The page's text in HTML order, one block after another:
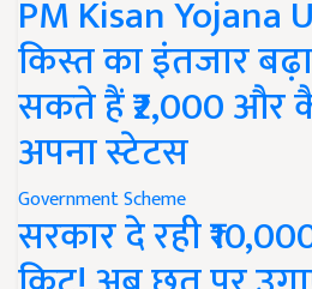
PM Kisan Yojana
किस्त का इंतजार
सकते हैं ₹2,000
अपना स्टेटस
Government Scheme
सरकार दे रही